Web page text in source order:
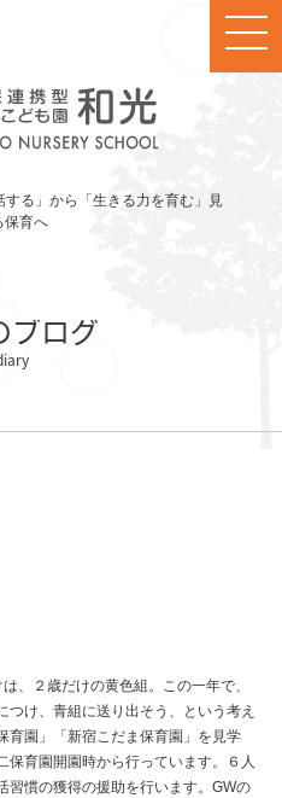
る」から「生きる力を育む」見
保育へ
ブログ
、２歳だけの黄色組。この一年で、
け、青組に送り出そう、という考え
育園」「新宿こだま保育園」を見学
保育園開園時から行っています。６人
習慣の獲得の援助を行います。GWの